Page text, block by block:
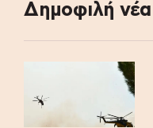
Δημοφιλή νέα